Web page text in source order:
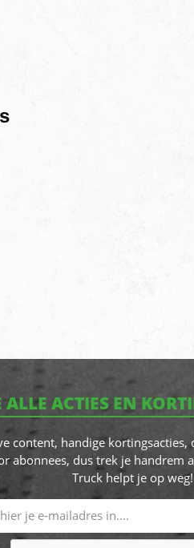
ALLE ACTIES EN
content, handige
abonnees, dus trek je handrem
Truck helpt je op weg!
mailadres*